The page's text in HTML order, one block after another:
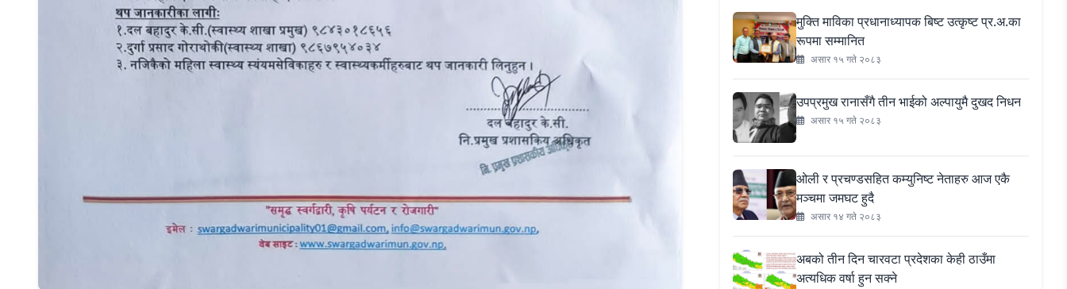
मुक्ति माविका प्रधानाध्यापक बिष्ट उत्कृष्ट प्र.अ.का
रूपमा सम्मानित
असार १५ गते २०८३
उपप्रमुख रानासँगै तीन भाईको अल्पायुमै दुखद निधन
असार १५ गते २०८३
ओली र प्रचण्डसहित कम्युनिष्ट नेताहरु आज एकै
मञ्चमा जमघट हुदै
असार १४ गते २०८३
अबको तीन दिन चारवटा प्रदेशका केही ठाउँमा
अत्यधिक वर्षा हुन सक्ने